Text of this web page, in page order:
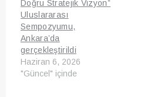
Doğru Stratejik Vizyon”
Uluslararası
Sempozyumu,
Ankara’da
gerçekleştirildi
Haziran 6, 2026
"Güncel" içinde